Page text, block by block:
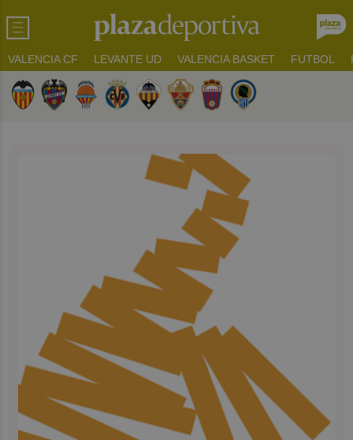
VALENCIA CF LEVANTE UD VALENCIA BASKET FUTBOL